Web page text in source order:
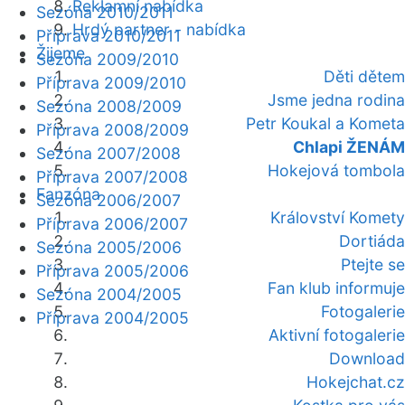
Reklamní nabídka
Hrdý partner - nabídka
Žijeme
Děti dětem
Jsme jedna rodina
Petr Koukal a Kometa
Chlapi ŽENÁM
Hokejová tombola
Fanzóna
Království Komety
Dortiáda
Ptejte se
Fan klub informuje
Fotogalerie
Aktivní fotogalerie
Download
Hokejchat.cz
Sezóna 2010/2011
Příprava 2010/2011
Sezóna 2009/2010
Příprava 2009/2010
Sezóna 2008/2009
Příprava 2008/2009
Sezóna 2007/2008
Příprava 2007/2008
Sezóna 2006/2007
Příprava 2006/2007
Sezóna 2005/2006
Příprava 2005/2006
Sezóna 2004/2005
Příprava 2004/2005